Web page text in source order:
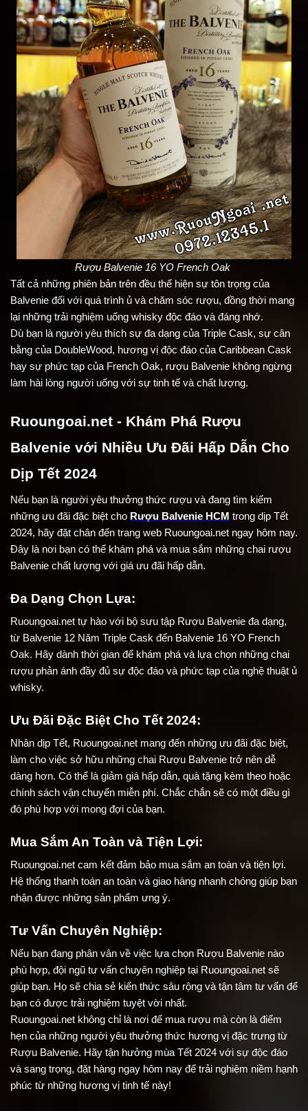
Rượu Balvenie 16 YO French Oak
Tất cả những phiên bản trên đều thể hiện sự tôn trọng của
Balvenie đối với quá trình ủ và chăm sóc rượu, đồng thời mang
lại những trải nghiệm uống whisky độc đáo và đáng nhớ.
Dù bạn là người yêu thích sự đa dạng của Triple Cask, sự cân
bằng của DoubleWood, hương vị độc đáo của Caribbean Cask
hay sự phức tạp của French Oak, rượu Balvenie không ngừng
làm hài lòng người uống với sự tinh tế và chất lượng.
Ruoungoai.net - Khám Phá Rượu
Balvenie với Nhiều Ưu Đãi Hấp Dẫn Cho
Dịp Tết 2024
Nếu bạn là người yêu thưởng thức rượu và đang tìm kiếm
những ưu đãi đặc biệt cho Rượu Balvenie HCM trong dịp Tết
2024, hãy đặt chân đến trang web Ruoungoai.net ngay hôm nay.
Đây là nơi bạn có thể khám phá và mua sắm những chai rượu
Balvenie chất lượng với giá ưu đãi hấp dẫn.
Đa Dạng Chọn Lựa:
Ruoungoai.net tự hào với bộ sưu tập Rượu Balvenie đa dạng,
từ Balvenie 12 Năm Triple Cask đến Balvenie 16 YO French
Oak. Hãy dành thời gian để khám phá và lựa chọn những chai
rượu phản ánh đầy đủ sự độc đáo và phức tạp của nghệ thuật ủ
whisky.
Ưu Đãi Đặc Biệt Cho Tết 2024:
Nhân dịp Tết, Ruoungoai.net mang đến những ưu đãi đặc biệt,
làm cho việc sở hữu những chai Rượu Balvenie trở nên dễ
dàng hơn. Có thể là giảm giá hấp dẫn, quà tặng kèm theo hoặc
chính sách vận chuyển miễn phí. Chắc chắn sẽ có một điều gì
đó phù hợp với mong đợi của bạn.
Mua Sắm An Toàn và Tiện Lợi:
Ruoungoai.net cam kết đảm bảo mua sắm an toàn và tiện lợi.
Hệ thống thanh toán an toàn và giao hàng nhanh chóng giúp bạn
nhận được những sản phẩm ưng ý.
Tư Vấn Chuyên Nghiệp:
Nếu bạn đang phân vân về việc lựa chọn Rượu Balvenie nào
phù hợp, đội ngũ tư vấn chuyên nghiệp tại Ruoungoai.net sẽ
giúp bạn. Họ sẽ chia sẻ kiến thức sâu rộng và tận tâm tư vấn để
bạn có được trải nghiệm tuyệt vời nhất.
Ruoungoai.net không chỉ là nơi để mua rượu mà còn là điểm
hẹn của những người yêu thưởng thức hương vị đặc trưng từ
Rượu Balvenie. Hãy tận hưởng mùa Tết 2024 với sự độc đáo
và sang trọng, đặt hàng ngay hôm nay để trải nghiệm niềm hạnh
phúc từ những hương vị tinh tế này!